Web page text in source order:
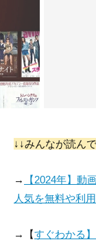
↓↓みんなが読ん
→
【2024年】動
人気を無料や利
→【すぐわかる